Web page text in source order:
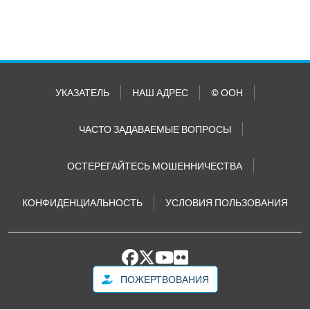
УКАЗАТЕЛЬ НАШ АДРЕС © ООН
ЧАСТО ЗАДАВАЕМЫЕ ВОПРОСЫ
ОСТЕРЕГАЙТЕСЬ МОШЕННИЧЕСТВА
КОНФИДЕНЦИАЛЬНОСТЬ УСЛОВИЯ ПОЛЬЗОВАНИЯ
ПОЖЕРТВОВАНИЯ